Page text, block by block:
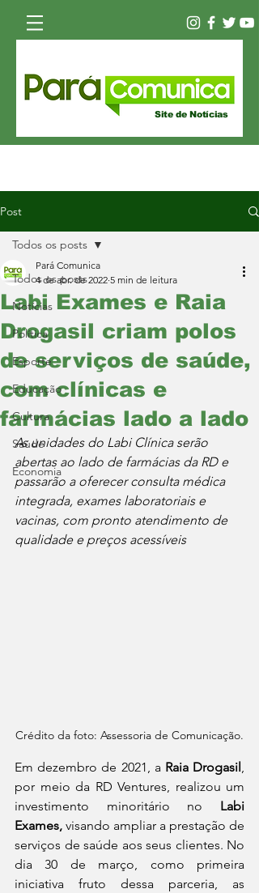
Site de Notícias
Post
Todos os posts
Notícias
Política
Esporte
Educação
Cultura
Saúde
Economia
Todos os posts
Labi Exames e Raia
Drogasil criam polos
de serviços de saúde,
com clínicas e
farmácias lado a lado
Pará Comunica
4 de abr. de 2022 5 min de leitura
As unidades do Labi Clínica serão
abertas ao lado de farmácias da RD e
passarão a oferecer consulta médica
integrada, exames laboratoriais e
vacinas, com pronto atendimento de
qualidade e preços acessíveis
Crédito da foto: Assessoria de Comunicação.
Em dezembro de 2021, a Raia Drogasil,
por meio da RD Ventures, realizou um
investimento minoritário no Labi
Exames, visando ampliar a prestação de
serviços de saúde aos seus clientes. No
dia 30 de março, como primeira
iniciativa fruto dessa parceria, as